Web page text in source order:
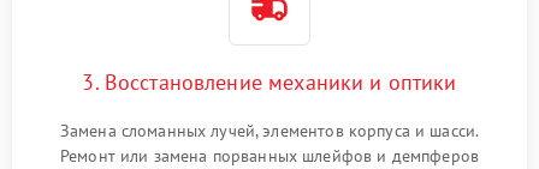
3. Восстановление механики и оптики
Замена сломанных лучей, элементов корпуса и шасси.
Ремонт или замена порванных шлейфов и демпферов